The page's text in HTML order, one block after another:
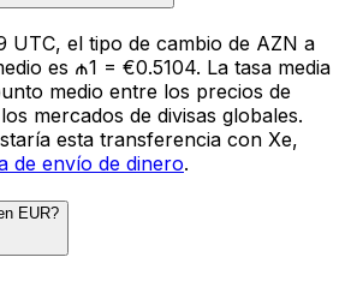
UTC, el tipo de cambio de AZN a
es ₼1 = €0.5104. La tasa media
medio entre los precios de
mercados de divisas globales.
esta transferencia con Xe,
de envío de dinero.
EUR?